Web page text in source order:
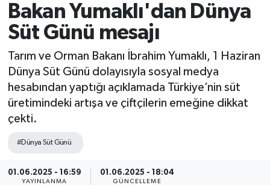
Bakan Yumaklı'dan Dünya
Süt Günü mesajı
Tarım ve Orman Bakanı İbrahim Yumaklı, 1 Haziran
Dünya Süt Günü dolayısıyla sosyal medya
hesabından yaptığı açıklamada Türkiye’nin süt
üretimindeki artışa ve çiftçilerin emeğine dikkat
çekti.
#Dünya Süt Günü
01.06.2025 - 16:59
YAYINLANMA
01.06.2025 - 18:04
GÜNCELLEME
Güncel
Kültür & Sanat
Magazin
Resmi İlanlar
Sağlık
Siyaset
Trafik Durumu
Süper Lig Puan Durumu ve Fikstür
Tüm Manşetler
Son Dakika Haberleri
Haber Arşivi